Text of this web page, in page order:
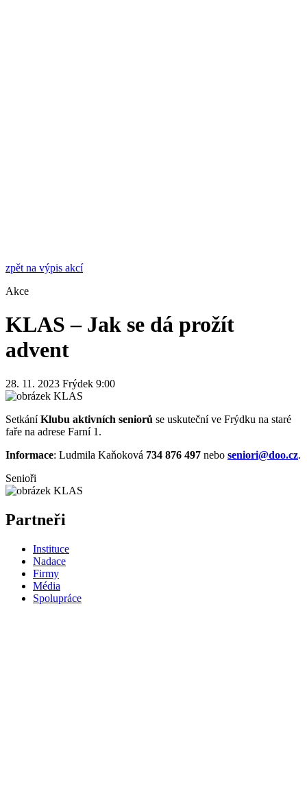
zpět na výpis akcí
Akce
KLAS – Jak se dá prožít
advent
28. 11. 2023 Frýdek 9:00
SetkáníKlubu aktivních seniorů se uskuteční ve Frýdku na staré
faře na adrese Farní 1.
Informace: Ludmila Kaňoková 734 876 497 nebo seniori@doo.cz.
Senioři
Partneři
Instituce
Nadace
Firmy
Média
Spolupráce